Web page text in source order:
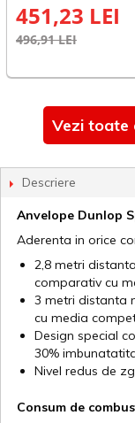
451,23 LEI
496,91 LEI
Vezi toate
Descriere
Anvelope Dunlop
Aderenta in orice
2,8 metri
comparativ cu
3 metri distanta
cu media
Design special
30%
Nivel redus de
Consum de